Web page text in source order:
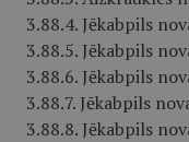
3.88.4. Jēkabpils
3.88.5. Jēkabpils
3.88.6. Jēkabpils
3.88.7. Jēkabpils
3.88.8. Jēkabpils